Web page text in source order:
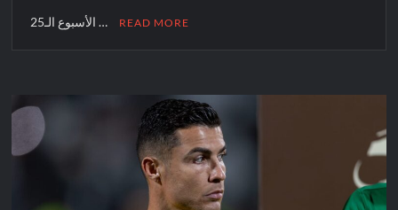
الأسبوع الـ25 … READ MORE